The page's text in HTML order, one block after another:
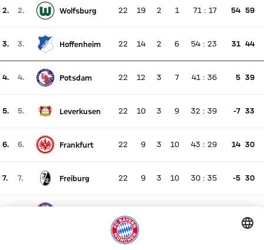
FRAUEN
Zum Spielbericht
2.
2.
Aktuell Platz 2, letzte Woche Platz 2
Wolfsburg 22 19 2 1 71 : 17 54 59
3.
3.
Aktuell Platz 3, letzte Woche Platz 3
Hoffenheim 22 14 2 6 54 : 23 31 44
4.
4.
Aktuell Platz 4, letzte Woche Platz 4
Potsdam 22 12 3 7 41 : 36 5 39
5.
5.
Leverkusen 22 10 3 9 32 : 39 -7 33
6.
6.
Aktuell Platz 6, letzte Woche Platz 6
Frankfurt 22 9 3 10 43 : 29 14 30
7.
7.
Freiburg 22 9 3 10 30 : 35 -5 30
Aktuell Platz 8, letzte Woche Platz 8
Es findet kein Spiel statt
22